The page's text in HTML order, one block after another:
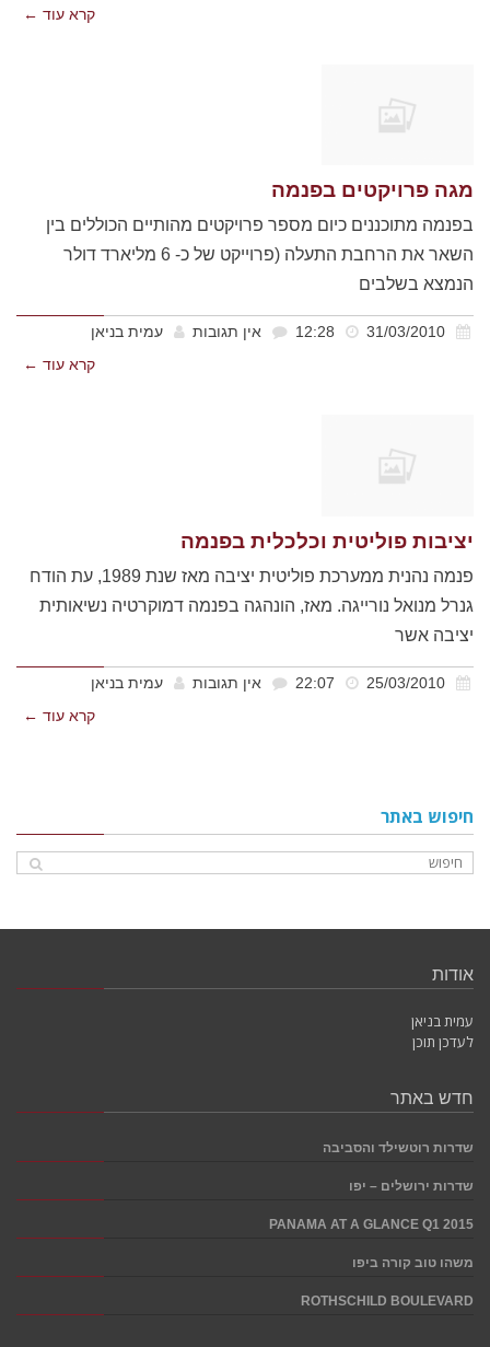
קרא עוד ←
מגה פרויקטים בפנמה
בפנמה מתוכננים כיום מספר פרויקטים מהותיים הכוללים בין
השאר את הרחבת התעלה (פרוייקט של כ- 6 מליארד דולר
הנמצא בשלבים
אין תגובות
עמית בניאן
קרא עוד ←
יציבות פוליטית וכלכלית בפנמה
פנמה נהנית ממערכת פוליטית יציבה מאז שנת 1989, עת הודח
גנרל מנואל נורייגה. מאז, הונהגה בפנמה דמוקרטיה נשיאותית
יציבה אשר
אין תגובות
עמית בניאן
קרא עוד ←
חיפוש באתר
אודות
עמית בניאן
לעדכן תוכן
חדש באתר
שדרות רוטשילד והסביבה
שדרות ירושלים – יפו
PANAMA AT A GLANCE Q1 2015
משהו טוב קורה ביפו
ROTHSCHILD BOULEVARD